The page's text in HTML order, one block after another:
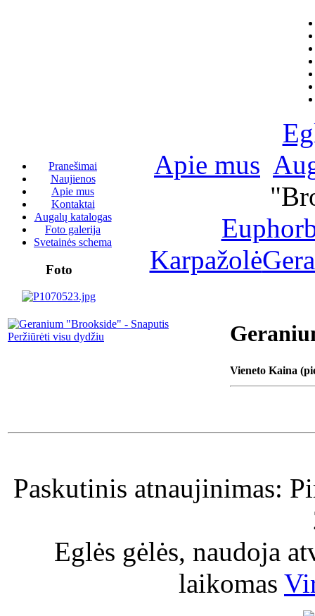
Pranešimai
Naujienos
Apie mus
Kontaktai
Augalų katalogas
Foto galerija
Svetainės schema
Foto
Apie mus
Karpažolė
Peržiūrėti visu dydžiu
Vieneto Kaina
Paskutinis atnaujinimas:
Eglės gėlės, naudoja
laikomas